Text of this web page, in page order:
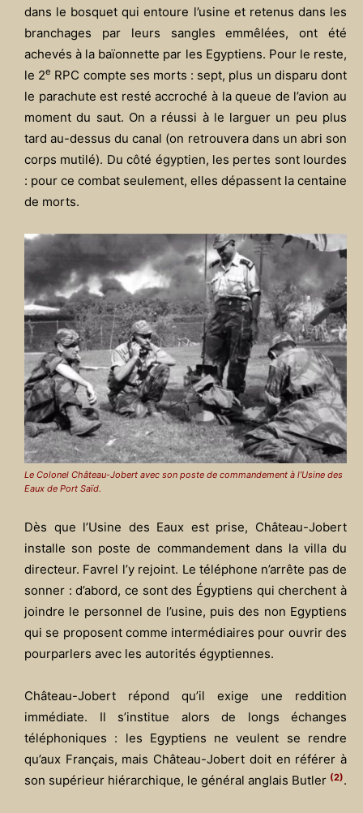
dans le bosquet qui entoure l’usine et retenus dans les
branchages par leurs sangles emmêlées, ont été
achevés à la baïonnette par les Egyptiens. Pour le reste,
le 2e RPC compte ses morts : sept, plus un disparu dont
le parachute est resté accroché à la queue de l’avion au
moment du saut. On a réussi à le larguer un peu plus
tard au-dessus du canal (on retrouvera dans un abri son
corps mutilé). Du côté égyptien, les pertes sont lourdes
: pour ce combat seulement, elles dépassent la centaine
de morts.
Le Colonel Château-Jobert avec son poste de commandement à l’Usine des
Eaux de Port Saïd.
Dès que l’Usine des Eaux est prise, Château-Jobert
installe son poste de commandement dans la villa du
directeur. Favrel l’y rejoint. Le téléphone n’arrête pas de
sonner : d’abord, ce sont des Égyptiens qui cherchent à
joindre le personnel de l’usine, puis des non Egyptiens
qui se proposent comme intermédiaires pour ouvrir des
pourparlers avec les autorités égyptiennes.
Château-Jobert répond qu’il exige une reddition
immédiate. Il s’institue alors de longs échanges
téléphoniques : les Egyptiens ne veulent se rendre
qu’aux Français, mais Château-Jobert doit en référer à
son supérieur hiérarchique, le général anglais Butler (2).